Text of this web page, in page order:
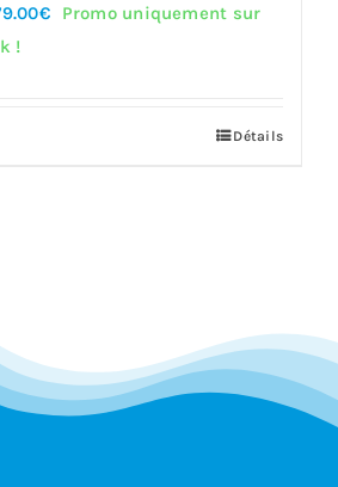
€LePromo uniquement sur
!
Détails